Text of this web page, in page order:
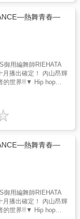
別於於加入挑釁動作
」的舞蹈深深吸引所
蹈中的意志籠罩全場
想獨佔她──」這樣強
，淘汰賽第１回合最
部長．宮尾恩vs.昌谷
經就位。
熱舞青春—
御用編舞師RIEHATA
確定！ 內山昂輝
的世界!!▼ Hip hop、
像劇！▼ 獨特的舞蹈
聲音」的漫畫...！下
聲優內山昂輝配音PV
你更適合Battle。」
凜高中舞蹈社唯一的前
Battle所具有的獨
見了B-BOY舞者壁谷
舞蹈理念、先天上的
的價值觀都有所不
谷的地板動作，卻能
場──跟著最強B-BOY
高中對抗賽！
熱舞青春—
御用編舞師RIEHATA
確定！ 內山昂輝
的世界!!▼ Hip hop、